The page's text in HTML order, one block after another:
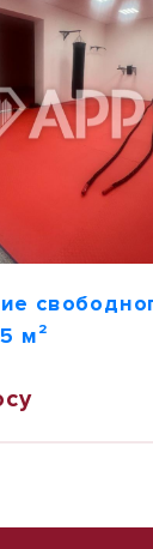
м²